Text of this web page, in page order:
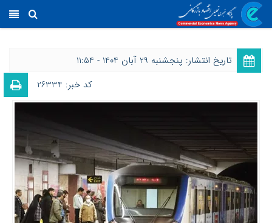
تاریخ انتشار: پنجشنبه 29 آبان 1404 - 11:54
کد خبر: 26334